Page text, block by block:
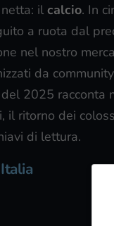
il calcio. In
a ruota dal
nel nostro
da
2025 racconta
il ritorno dei
di lettura.